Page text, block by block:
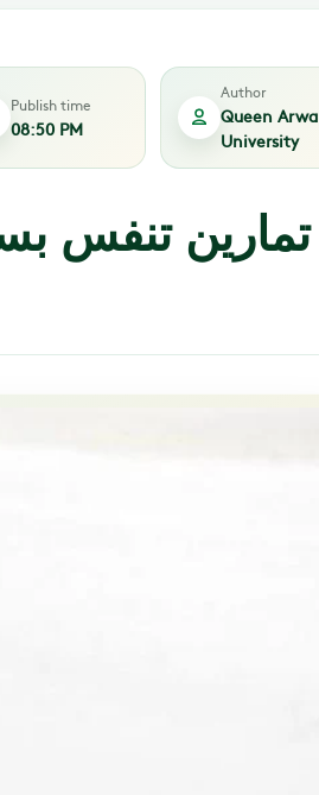
Publish time
08:50 PM
Author
Queen Arwa
University
تمارين تنفس